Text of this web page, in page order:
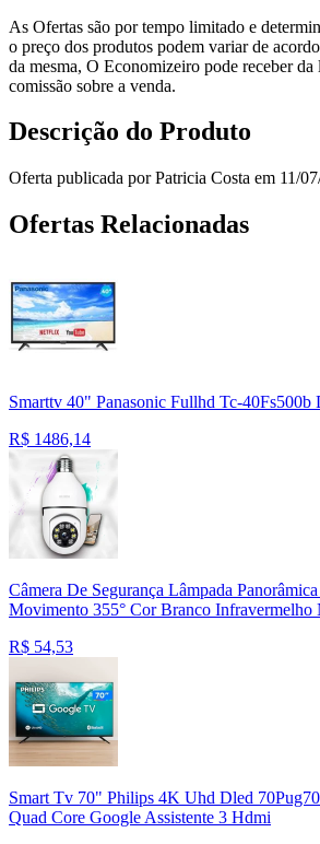
As Ofertas são por tempo limitado e
o preço dos produtos podem variar de
da mesma, O Economizeiro pode receber da
comissão sobre a venda.
Descrição do Produto
Oferta publicada por Patricia Costa em 11/
Ofertas Relacionadas
Smarttv 40" Panasonic Fullhd Tc-
R$ 1486,14
Câmera De Segurança Lâmpada
Movimento 355° Cor Branco Infravermelho
R$ 54,53
Smart Tv 70" Philips 4K Uhd Dled
Quad Core Google Assistente 3 Hdmi